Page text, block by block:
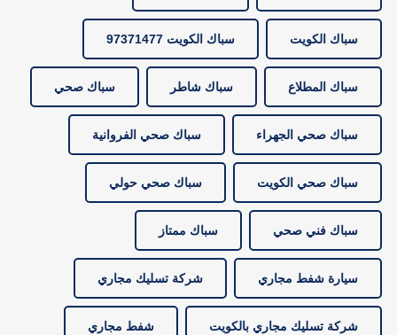
سباك الكويت سباك الكويت 97371477
سباك المطلاع سباك شاطر سباك صحي
سباك صحي الجهراء سباك صحي الفروانية
سباك صحي الكويت سباك صحي حولي
سباك فني صحي سباك ممتاز
سيارة شفط مجاري شركة تسليك مجاري
شركة تسليك مجاري بالكويت شفط مجاري